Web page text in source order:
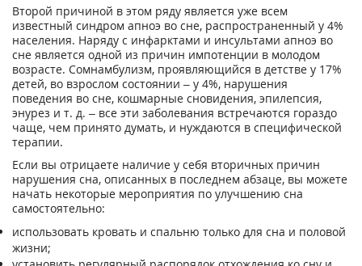
Второй причиной в этом ряду является уже всем
известный синдром апноэ во сне, распространенный у 4%
населения. Наряду с инфарктами и инсультами апноэ во
сне является одной из причин импотенции в молодом
возрасте. Сомнамбулизм, проявляющийся в детстве у 17%
детей, во взрослом состоянии – у 4%, нарушения
поведения во сне, кошмарные сновидения, эпилепсия,
энурез и т. д. – все эти заболевания встречаются гораздо
чаще, чем принято думать, и нуждаются в специфической
терапии.
Если вы отрицаете наличие у себя вторичных причин
нарушения сна, описанных в последнем абзаце, вы можете
начать некоторые мероприятия по улучшению сна
самостоятельно:
использовать кровать и спальню только для сна и половой
жизни;